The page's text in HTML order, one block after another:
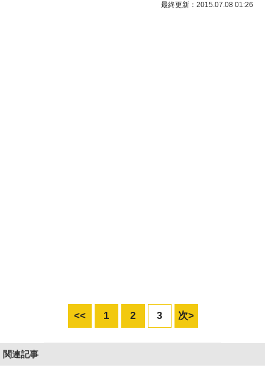
最終更新：2015.07.08 01:26
<< 1 2 3 次>
関連記事